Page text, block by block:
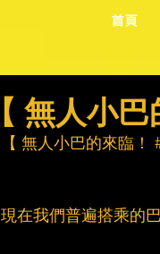
首頁
【 無人小
【 無人小巴的來臨！
現在我們普遍搭乘的